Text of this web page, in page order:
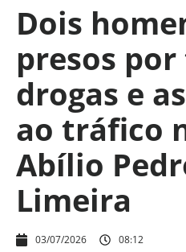
Dois
presos
drogas e
ao tráfico
Abílio
Limeira
03/07/2026 08:12